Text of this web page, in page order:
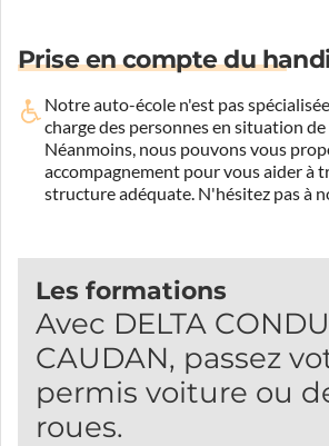
Prise en compte du
Notre auto-école n'est pas
charge des personnes en situation
Néanmoins, nous pouvons vous
accompagnement pour vous aider à
structure adéquate. N'hésitez pas à
Les formations
Avec DELTA
CAUDAN, passez
permis voiture ou
roues.